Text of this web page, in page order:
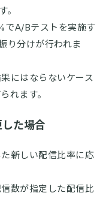
でA/Bテストを実施す
り分けが行われま
にはならないケース
れます。
た場合
新しい配信比率に応
数が指定した配信比